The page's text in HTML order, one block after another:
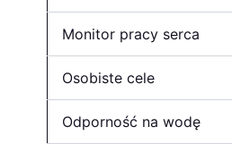
Monitor pracy serca
Osobiste cele
Odporność na wodę